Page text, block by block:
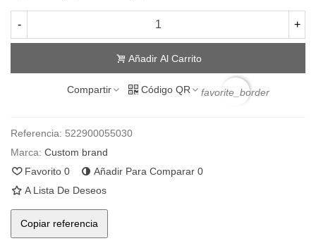
- +
Añadir Al Carrito
Compartir Código QR favorite_border
Referencia: 522900055030
Marca: Custom brand
Favorito 0 Añadir Para Comparar 0
A Lista De Deseos
Copiar referencia